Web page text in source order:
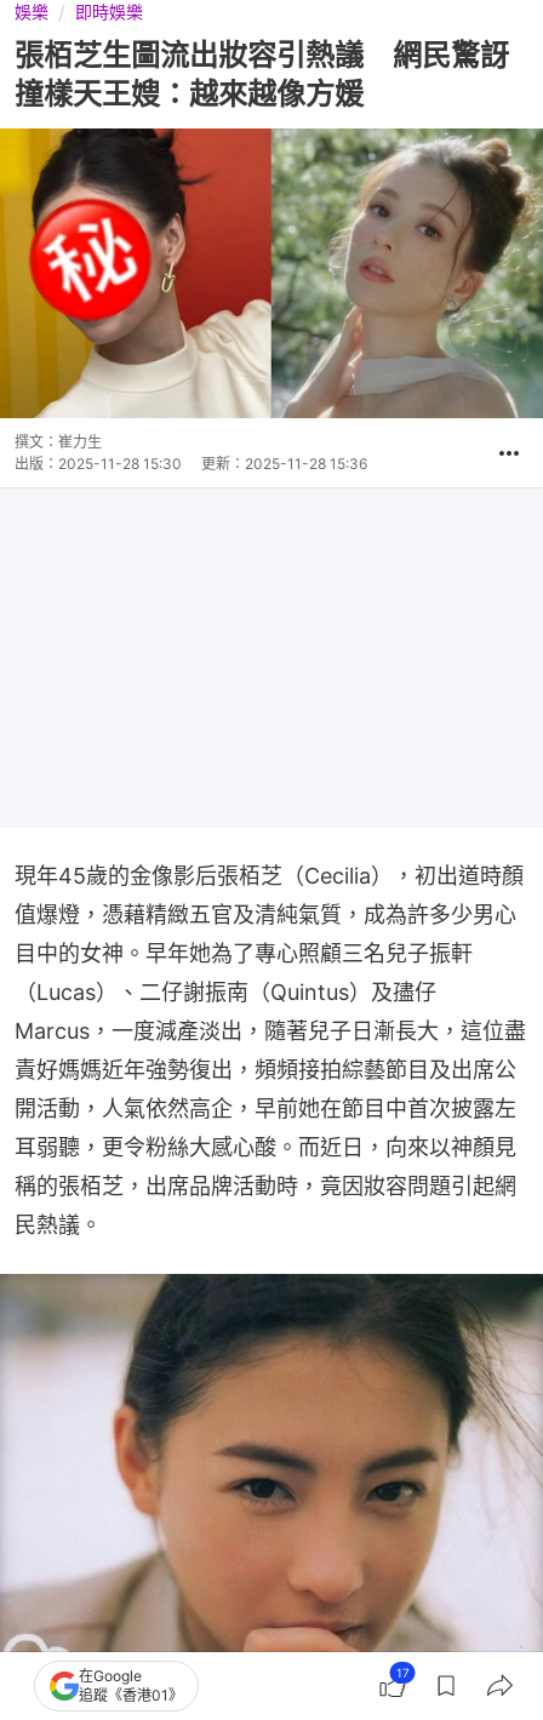
娛樂 即時娛樂
張栢芝生圖流出妝容引熱議 網民驚訝
撞樣天王嫂：越來越像方媛
撰文： 崔力生
出版： 2025-11-28 15:30 更新： 2025-11-28 15:36
現年45歲的金像影后張栢芝（Cecilia），初出道時顏
值爆燈，憑藉精緻五官及清純氣質，成為許多少男心
目中的女神。早年她為了專心照顧三名兒子振軒
（Lucas）、二仔謝振南（Quintus）及孻仔
Marcus，一度減產淡出，隨著兒子日漸長大，這位盡
責好媽媽近年強勢復出，頻頻接拍綜藝節目及出席公
開活動，人氣依然高企，早前她在節目中首次披露左
耳弱聽，更令粉絲大感心酸。而近日，向來以神顏見
稱的張栢芝，出席品牌活動時，竟因妝容問題引起網
民熱議。
在Google
追蹤《香港01》
17